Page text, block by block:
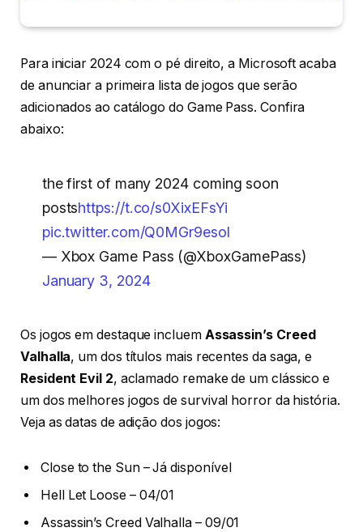
Para iniciar 2024 com o pé direito, a Microsoft acaba
de anunciar a primeira lista de jogos que serão
adicionados ao catálogo do Game Pass. Confira
abaixo:
the first of many 2024 coming soon
postshttps://t.co/s0XixEFsYi
pic.twitter.com/Q0MGr9esol
— Xbox Game Pass (@XboxGamePass)
January 3, 2024
Os jogos em destaque incluem Assassin’s Creed
Valhalla, um dos títulos mais recentes da saga, e
Resident Evil 2, aclamado remake de um clássico e
um dos melhores jogos de survival horror da história.
Veja as datas de adição dos jogos:
Close to the Sun – Já disponível
Hell Let Loose – 04/01
Assassin’s Creed Valhalla – 09/01